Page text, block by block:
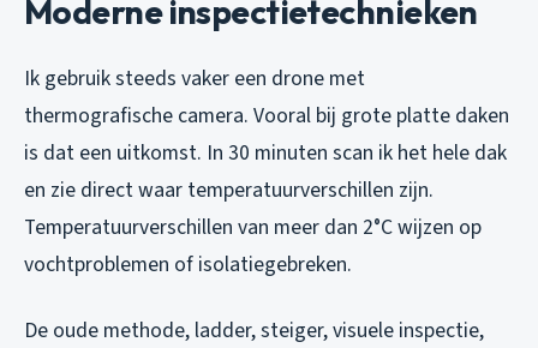
Moderne inspectietechnieken
Ik gebruik steeds vaker een drone met
thermografische camera. Vooral bij grote platte daken
is dat een uitkomst. In 30 minuten scan ik het hele dak
en zie direct waar temperatuurverschillen zijn.
Temperatuurverschillen van meer dan 2°C wijzen op
vochtproblemen of isolatiegebreken.
De oude methode, ladder, steiger, visuele inspectie,